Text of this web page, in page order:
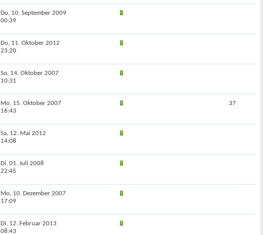
Do, 10. September 2009
00:39
Do, 11. Oktober 2012
23:20
So, 14. Oktober 2007
10:31
Mo, 15. Oktober 2007
16:43
37
Sa, 12. Mai 2012
14:08
Di, 01. Juli 2008
22:45
Mo, 10. Dezember 2007
17:09
Di, 12. Februar 2013
08:43